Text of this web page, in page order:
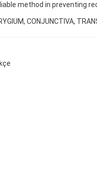
method in preventing
CONJUNCTIVA,